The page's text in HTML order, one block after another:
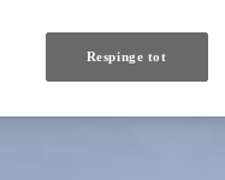
Respinge tot